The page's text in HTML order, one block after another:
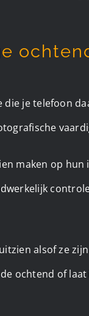
je telefoon
maken op hun
alsof ze
ochtend of